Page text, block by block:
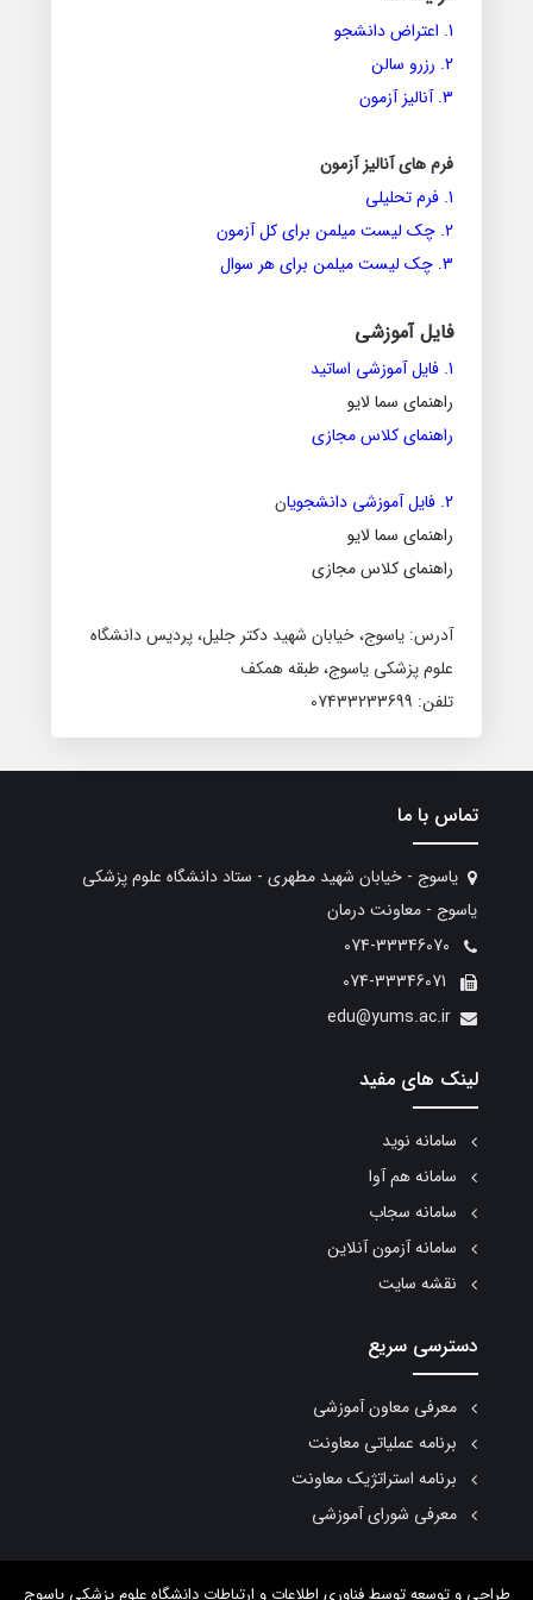
1. اعتراض دانشجو
2. رزرو سالن
3. آنالیز آزمون
فرم های آنالیز آزمون
1. فرم تحلیلی
2. چک لیست میلمن برای کل آزمون
3. چک لیست میلمن برای هر سوال
فایل آموزشی
1. فایل آموزشی اساتید
راهنمای سما لایو
راهنمای کلاس مجازی
2. فایل آموزشی دانشجویا
ن
راهنمای سما لایو
راهنمای کلاس مجازی
آدرس: یاسوج، خیابان شهید دکتر جلیل، پردیس دانشگاه
علوم پزشکی یاسوج، طبقه همکف
تلفن: 07433233699
تماس با ما
یاسوج - خیابان شهید مطهری - ستاد دانشگاه علوم پزشکی
یاسوج - معاونت درمان
edu@yums.ac.ir
لینک های مفید
سامانه نوید
سامانه هم آوا
سامانه سجاب
سامانه آزمون آنلاین
نقشه سایت
دسترسی سریع
معرفی معاون آموزشی
برنامه عملیاتی معاونت
برنامه استراتژیک معاونت
معرفی شورای آموزشی